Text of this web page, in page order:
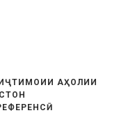
АҲОЛИИ